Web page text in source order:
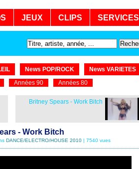
JEUX CLIPS SERVICES
News POP/ROCK
News VARIETES
Années 90 Années 80
Britney Spears - Work Bitch
- Work Bitch
DANCE/ELECTRO/HOUSE 2010 | 7540 vues